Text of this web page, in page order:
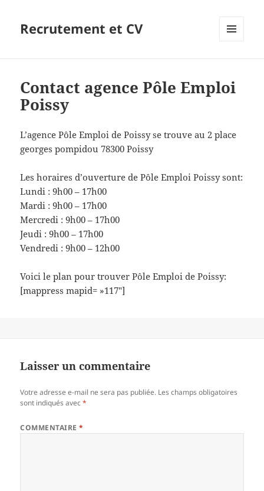
Recrutement et CV
Contact agence Pôle Emploi
Poissy
L’agence Pôle Emploi de Poissy se trouve au 2 place
georges pompidou 78300 Poissy
Les horaires d’ouverture de Pôle Emploi Poissy sont:
Lundi : 9h00 – 17h00
Mardi : 9h00 – 17h00
Mercredi : 9h00 – 17h00
Jeudi : 9h00 – 17h00
Vendredi : 9h00 – 12h00
Voici le plan pour trouver Pôle Emploi de Poissy:
[mappress mapid= »117″]
Laisser un commentaire
Votre adresse e-mail ne sera pas publiée. Les champs obligatoires
sont indiqués avec*
COMMENTAIRE*